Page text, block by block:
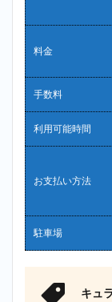
料金
手数料
利用可能時間
お支払い方法
駐車場
キュ